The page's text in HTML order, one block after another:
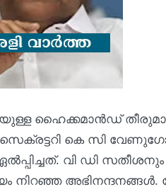
ഹൈക്കമാന്‍ഡ്
കെ സി
വി ഡി
നിറഞ്ഞ